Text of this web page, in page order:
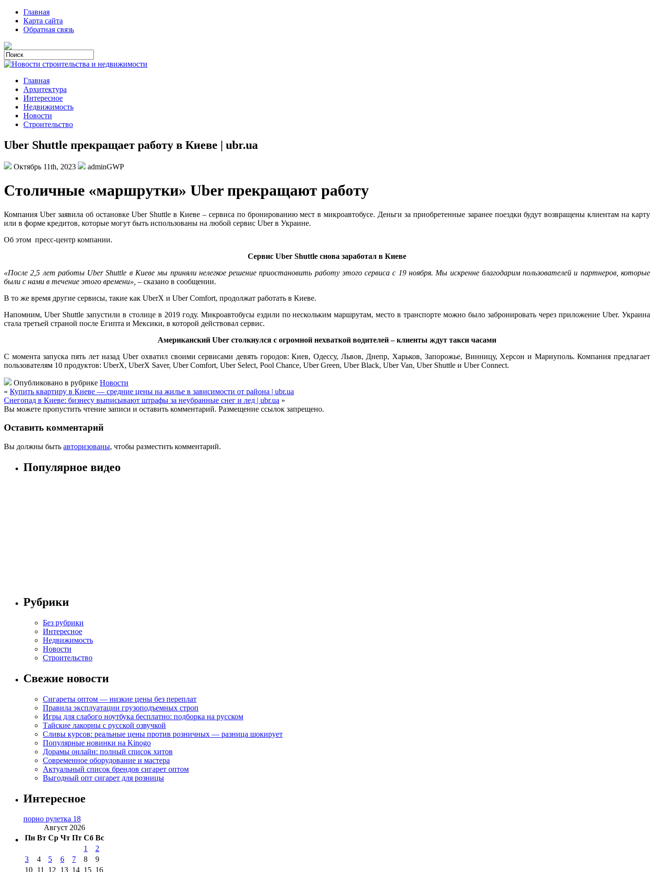
Главная
Карта сайта
Обратная связь
Главная
Архитектура
Интересное
Недвижимость
Новости
Строительство
Uber Shuttle прекращает работу в Киеве | ubr.ua
Октябрь 11th, 2023 adminGWP
Стoличныe «мaршрутки» Uber прекращают работу
Компания Uber заявила об остановке Uber Shuttle в Киеве – сервиса по бронированию мест в микроавтобусе. Деньги за приобретенные заранее поездки будут возвращены клиентам на карту
или в форме кредитов, которые могут быть использованы на любой сервис Uberв Украине.
Об этом пресс-центр компании.
Сервис Uber Shuttle снова заработал в Киеве
«После 2,5 лет работы Uber Shuttle в Киевемы приняли нелегкое решение приостановить работу этого сервиса с 19 ноября. Мы искренне благодарим пользователей и партнеров, которые
были с нами в течение этого времени», – сказано в сообщении.
В то же время другие сервисы, такие как UberX и Uber Comfort, продолжат работать в Киеве.
Напомним, Uber Shuttle запустили в столице в 2019 году. Микроавтобусы ездили по нескольким маршрутам, место в транспорте можно было забронировать через приложение Uber. Украина
стала третьей страной после Египта и Мексики, в которой действовал сервис.
Американский Uber столкнулся с огромной нехваткой водителей – клиенты ждут такси часами
С момента запуска пять лет назад Uber охватил своими сервисами девять городов: Киев, Одессу, Львов, Днепр, Харьков, Запорожье, Винницу, Херсон и Мариуполь. Компания предлагает
пользователям 10 продуктов: UberX, UberX Saver, Uber Comfort, Uber Select, Pool Chance, Uber Green, Uber Black, Uber Van, Uber Shuttle и Uber Connect.
Опубликовано в рубрике Новости
« Купить квартиру в Киеве — средние цены на жилье в зависимости от района | ubr.ua
Снегопад в Киеве: бизнесу выписывают штрафы за неубранные снег и лед | ubr.ua »
Вы можете пропустить чтение записи и оставить комментарий. Размещение ссылок запрещено.
Оставить комментарий
Вы должны быть авторизованы, чтобы разместить комментарий.
Популярное видео
Рубрики
Без рубрики
Интересное
Недвижимость
Новости
Строительство
Свежие новости
Сигареты оптом — низкие цены без переплат
Правила эксплуатации грузоподъемных строп
Игры для слабого ноутбука бесплатно: подборка на русском
Тайские лакорны с русской озвучкой
Сливы курсов: реальные цены против розничных — разница шокирует
Популярные новинки на Kinogo
Дорамы онлайн: полный список хитов
Современное оборудование и мастера
Актуальный список брендов сигарет оптом
Выгодный опт сигарет для розницы
Интересное
порно рулетка 18
Август 2026
Пн Вт Ср Чт Пт Сб Вс
1
2
3
4 5 6 7 8
9
10 11 12 13 14 15 16